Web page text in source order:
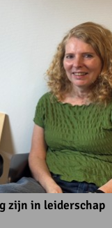
zijn in leiderschap